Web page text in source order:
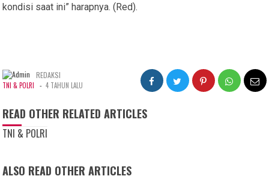
kondisi saat ini” harapnya. (Red).
REDAKSI
TNI & POLRI - 4 TAHUN LALU
READ OTHER RELATED ARTICLES
TNI & POLRI
ALSO READ OTHER ARTICLES